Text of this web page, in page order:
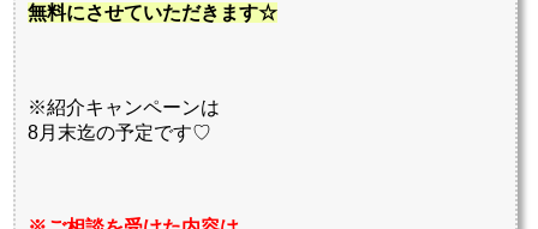
無料にさせていただきます☆
※紹介キャンペーンは
8月末迄の予定です♡